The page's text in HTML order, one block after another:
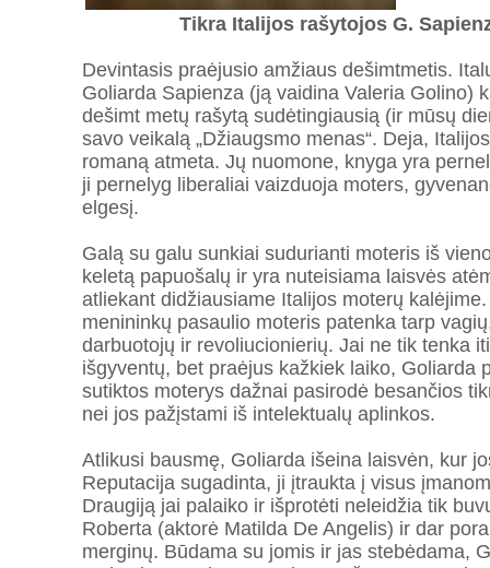
Tikra Italijos rašytojos G.
Devintasis praėjusio amžiaus dešimtmetis.
Goliarda Sapienza (ją vaidina Valeria Golino)
dešimt metų rašytą sudėtingiausią (ir mūsų
savo veikalą „Džiaugsmo menas“. Deja,
romaną atmeta. Jų nuomone, knyga yra
ji pernelyg liberaliai vaizduoja moters,
elgesį.
Galą su galu sunkiai sudurianti moteris iš
keletą papuošalų ir yra nuteisiama laisvės
atliekant didžiausiame Italijos moterų
menininkų pasaulio moteris patenka tarp
darbuotojų ir revoliucionierių. Jai ne tik tenka
išgyventų, bet praėjus kažkiek laiko, Goliarda
sutiktos moterys dažnai pasirodė besančios
nei jos pažįstami iš intelektualų aplinkos.
Atlikusi bausmę, Goliarda išeina laisvėn, kur
Reputacija sugadinta, ji įtraukta į visus
Draugiją jai palaiko ir išprotėti neleidžia tik
Roberta (aktorė Matilda De Angelis) ir dar
merginų. Būdama su jomis ir jas stebėdama,